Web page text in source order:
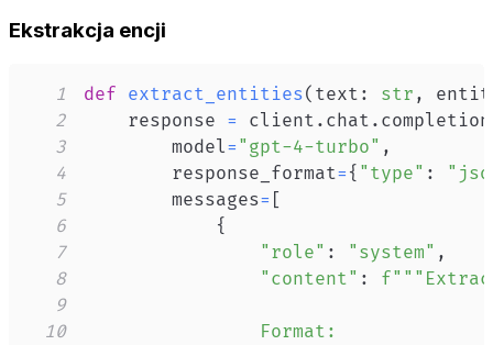
Ekstrakcja encji
1 def extract_entities( text : str ,
2
    response
= client . chat .
3
        model
= "gpt-4-turbo" ,
4
        response_format
= { "type" :
5
        messages
= [
6
{
7
"role" : "system" ,
8
"content" :
9
10